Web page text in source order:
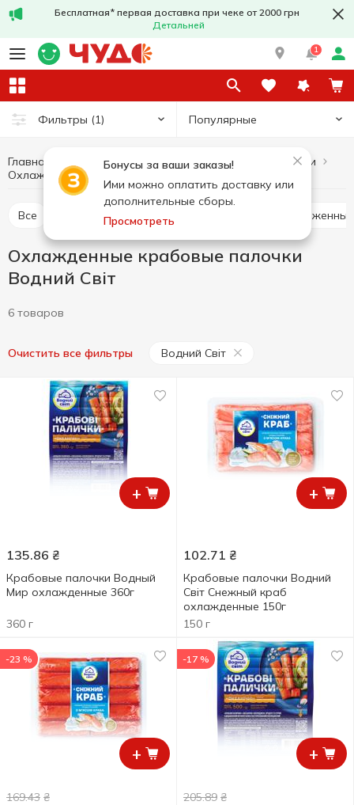
Бесплатная* первая доставка при чеке от 2000 грн
Детальней
1
Фильтры (1) Популярные
Бонусы за ваши заказы!
Ими можно оплатить доставку или
дополнительные сборы.
Просмотреть
Главная Рыба и морепродукты Крабовые палочки
Охлажденные крабовые палочки
Все Охлажденные крабовые палочки
Охлажденные крабовые палочки
Водний Світ
6 товаров
Очистить все фильтры Водний Світ
+
135.86 ₴
Крабовые палочки Водный
Мир охлажденные 360г
360 г
+
102.71 ₴
Крабовые палочки Водний
Світ Снежный краб
охлажденные 150г
150 г
+
-23 %
169.43 ₴
+
-17 %
205.89 ₴